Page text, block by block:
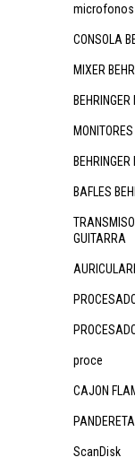
microfonos
CONSOLA
MIXER
BEHRINGER
BAFLES
GUITARRA
proce
CAJON
ScanDisk